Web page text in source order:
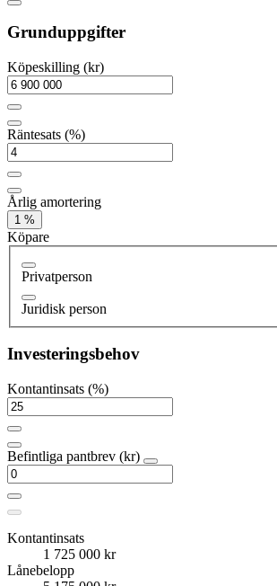
Grunduppgifter
Köpeskilling (kr)
Räntesats (%)
Årlig amortering
1 %
Köpare
Privatperson
Juridisk person
Investeringsbehov
Kontantinsats (%)
Befintliga pantbrev (kr)
Kontantinsats
1 725 000 kr
Lånebelopp